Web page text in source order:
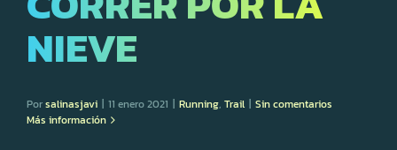
NIEVE
Porsalinasjavi | 11 enero 2021 | Running, Trail | Sin comentarios
Más información